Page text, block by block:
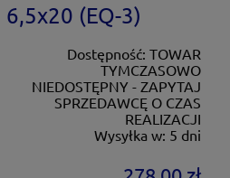
(EQ-3)
Dostępność: TOWAR
TYMCZASOWO
NIEDOSTĘPNY - ZAPYTAJ
SPRZEDAWCĘ O CZAS
REALIZACJI
Wysyłka w: 5 dni